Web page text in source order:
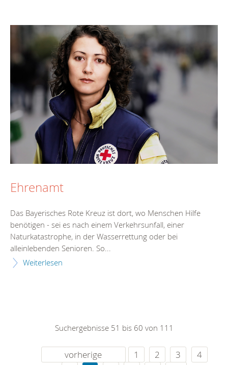
Ehrenamt
Das Bayerisches Rote Kreuz ist dort, wo Menschen Hilfe
benötigen - sei es nach einem Verkehrsunfall, einer
Naturkatastrophe, in der Wasserrettung oder bei
alleinlebenden Senioren. So...
Weiterlesen
Suchergebnisse 51 bis 60 von 111
vorherige 1 2 3
4